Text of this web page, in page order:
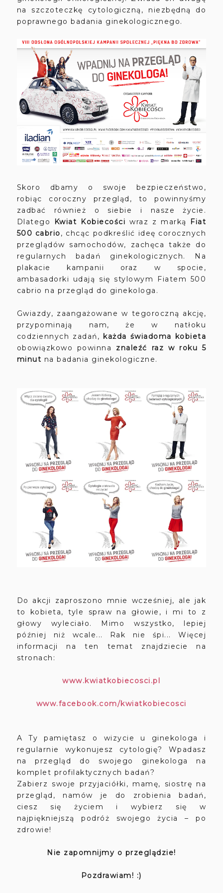
na szczoteczkę cytologiczną, niezbędną do
poprawnego badania ginekologicznego.
Skoro dbamy o swoje bezpieczeństwo,
robiąc coroczny przegląd, to powinnyśmy
zadbać również o siebie i nasze życie.
Dlatego
Kwiat Kobiecości wraz z marką Fiat
500 cabrio, chcąc podkreślić ideę corocznych
przeglądów samochodów, zachęca także do
regularnych badań ginekologicznych. Na
plakacie kampanii oraz w spocie,
ambasadorki udają się stylowym Fiatem 500
cabrio na przegląd do ginekologa.
Gwiazdy, zaangażowane w tegoroczną akcję,
przypominają nam, że w natłoku
codziennych zadań, każda świadoma kobieta
obowiązkowo powinna znaleźć raz w roku 5
minut na badania ginekologiczne.
Do akcji zaproszono mnie wcześniej, ale jak
to kobieta, tyle spraw na głowie, i mi to z
głowy wyleciało. Mimo wszystko, lepiej
później niż wcale... Rak nie śpi... Więcej
informacji na ten temat znajdziecie na
stronach:
www.kwiatkobiecosci.pl
www.facebook.com/kwiatkobiecosci
A Ty pamiętasz o wizycie u ginekologa i
regularnie wykonujesz cytologię? Wpadasz
na przegląd do swojego ginekologa na
komplet profilaktycznych badań?
Zabierz swoje przyjaciółki, mamę, siostrę na
przegląd, namów je do zrobienia badań,
ciesz się życiem i wybierz się w
najpiękniejszą podróż swojego życia – po
zdrowie!
Nie zapomnijmy o przeglądzie!
Pozdrawiam! :)